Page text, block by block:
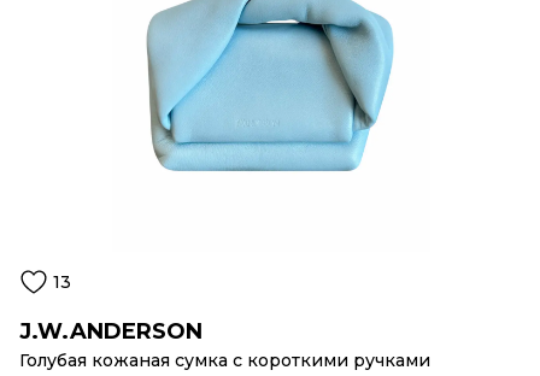
13
J.W.ANDERSON
Голубая кожаная сумка с короткими ручками